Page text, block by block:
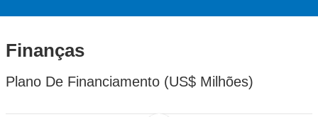
Finanças
Plano De Financiamento (US$ Milhões)